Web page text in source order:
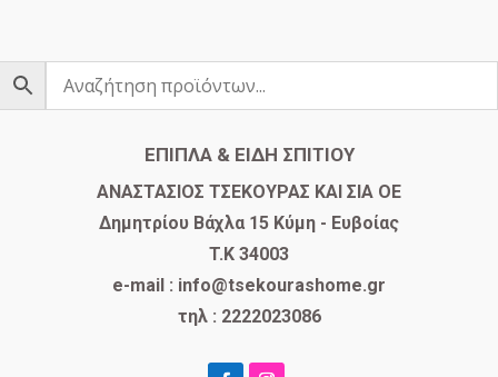
ΕΠΙΠΛΑ & ΕΙΔΗ ΣΠΙΤΙΟΥ
​ΑΝΑΣΤΑΣΙΟΣ ΤΣΕΚΟΥΡΑΣ ΚΑΙ ΣΙΑ ΟΕ
Δημητρίου Βάχλα 15 Κύμη - Ευβοίας
T.K 34003
e-mail : info@tsekourashome.gr
τηλ : 2222023086